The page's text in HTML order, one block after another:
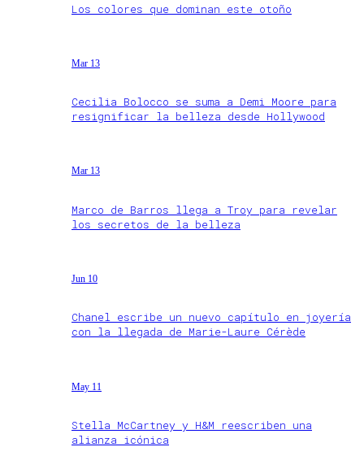
Los colores que dominan este otoño
Mar 13
Cecilia Bolocco se suma a Demi Moore para
resignificar la belleza desde Hollywood
Mar 13
Marco de Barros llega a Troy para revelar
los secretos de la belleza
Jun 10
Chanel escribe un nuevo capítulo en joyería
con la llegada de Marie-Laure Cérède
May 11
Stella McCartney y H&M reescriben una
alianza icónica